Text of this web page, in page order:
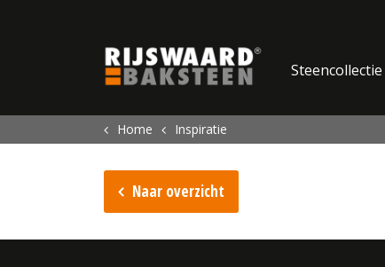
Steencollectie
Home Inspiratie
Naar overzicht